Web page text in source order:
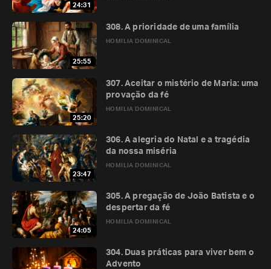
24:31
25:55
HOMILIA DOMINICAL
308. A prioridade de uma família
25:20
HOMILIA DOMINICAL
307. Aceitar o mistério de Maria: uma
provação da fé
23:47
HOMILIA DOMINICAL
306. A alegria do Natal e a tragédia
da nossa miséria
24:05
HOMILIA DOMINICAL
305. A pregação de João Batista e o
despertar da fé
304. Duas práticas para viver bem o
Advento